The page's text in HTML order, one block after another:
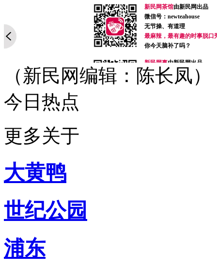
新民网茶馆由新民网出品
微信号：newteahouse
无节操、有道理
最麻辣，最有趣的时事脱口
你今天脑补了吗？
新民网事由新民网出品
微信号：xinminwangshi
突发事、新鲜事、有趣事
（新民网编辑：陈长凤）
今日热点
更多关于
大黄鸭
世纪公园
浦东